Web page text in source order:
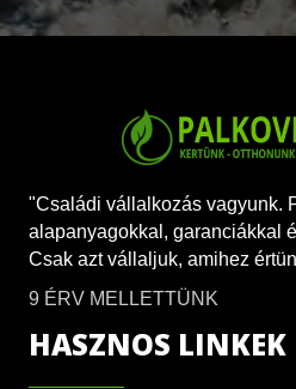
"Családi vállalkozás vagyunk.
alapanyagokkal, garanciákkal
Csak azt vállaljuk, amihez
9 ÉRV MELLETTÜNK
HASZNOS LINKEK